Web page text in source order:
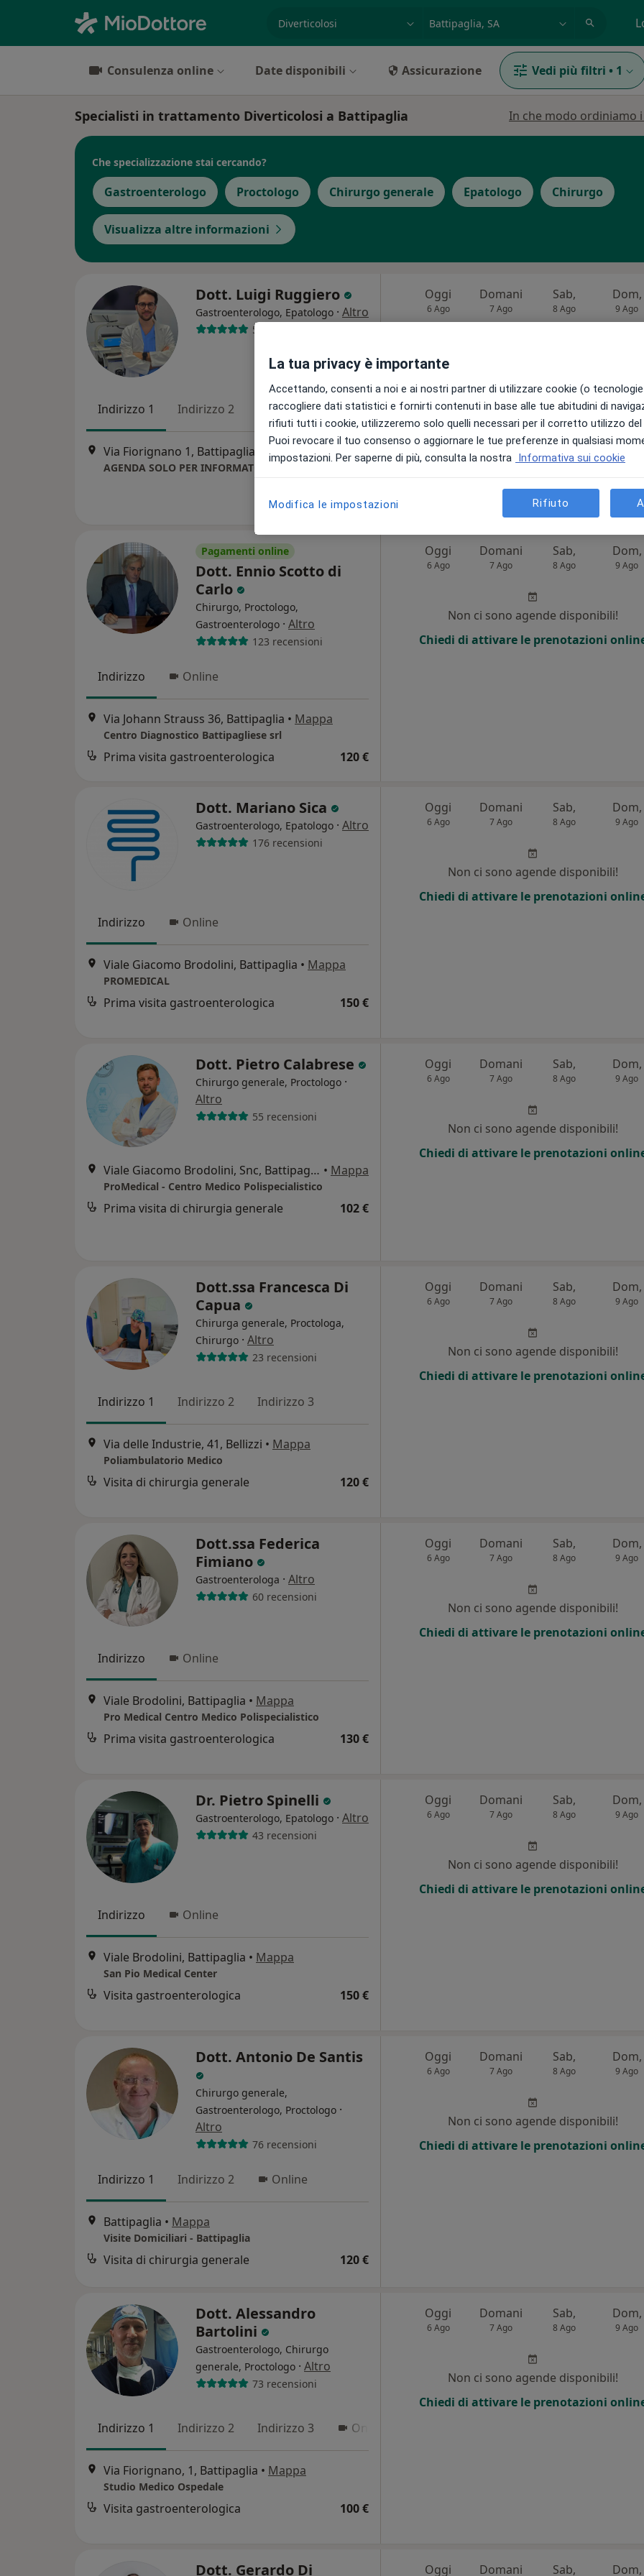
Consulenza online Date disponibili Assicurazione Vedi più filtri • 1
Specialisti in trattamento Diverticolosi a Battipaglia In che modo ordiniamo
Che specializzazione stai cercando?
Gastroenterologo Proctologo Chirurgo generale Epatologo Chirurgo
Visualizza altre informazioni
Dott. Luigi Ruggiero
Gastroenterologo, Epatologo · Altro
536 recensioni
Indirizzo 1 Indirizzo 2 Indirizzo 3 Online
Via Fiorignano 1, Battipaglia Mappa
AGENDA SOLO PER INFORMATORI FARMACEUTICI
Oggi
6 Ago
Domani
7 Ago
Sab,
8 Ago
Dom,
9 Ago
Non ci sono agende disponibili!
Chiedi di attivare le prenotazioni online
Pagamenti online
Dott. Ennio Scotto di
Carlo
Chirurgo, Proctologo,
Gastroenterologo · Altro
123 recensioni
Indirizzo Online
Via Johann Strauss 36, Battipaglia • Mappa
Centro Diagnostico Battipagliese srl
Prima visita gastroenterologica 120 €
Oggi
6 Ago
Domani
7 Ago
Sab,
8 Ago
Dom,
9 Ago
Non ci sono agende disponibili!
Chiedi di attivare le prenotazioni
Dott. Mariano Sica
Gastroenterologo, Epatologo · Altro
176 recensioni
Indirizzo Online
Viale Giacomo Brodolini, Battipaglia • Mappa
PROMEDICAL
Prima visita gastroenterologica 150 €
Oggi
6 Ago
Domani
7 Ago
Sab,
8 Ago
Dom,
9 Ago
Non ci sono agende disponibili!
Chiedi di attivare le prenotazioni
Dott. Pietro Calabrese
Chirurgo generale, Proctologo ·
Altro
55 recensioni
Viale Giacomo Brodolini, Snc, Battipaglia • Mappa
ProMedical - Centro Medico Polispecialistico
Prima visita di chirurgia generale 102 €
Oggi
6 Ago
Domani
7 Ago
Sab,
8 Ago
Dom,
9 Ago
Non ci sono agende disponibili!
Chiedi di attivare le prenotazioni
Dott.ssa Francesca Di
Capua
Chirurga generale, Proctologa,
Chirurgo · Altro
23 recensioni
Indirizzo 1 Indirizzo 2 Indirizzo 3
Via delle Industrie, 41, Bellizzi • Mappa
Poliambulatorio Medico
Visita di chirurgia generale 120 €
Oggi
6 Ago
Domani
7 Ago
Sab,
8 Ago
Dom,
9 Ago
Non ci sono agende disponibili!
Chiedi di attivare le prenotazioni
Dott.ssa Federica
Fimiano
Gastroenterologa · Altro
60 recensioni
Indirizzo Online
Viale Brodolini, Battipaglia • Mappa
Pro Medical Centro Medico Polispecialistico
Prima visita gastroenterologica 130 €
Oggi
6 Ago
Domani
7 Ago
Sab,
8 Ago
Dom,
9 Ago
Non ci sono agende disponibili!
Chiedi di attivare le prenotazioni
Dr. Pietro Spinelli
Gastroenterologo, Epatologo · Altro
43 recensioni
Indirizzo Online
Viale Brodolini, Battipaglia • Mappa
San Pio Medical Center
Visita gastroenterologica 150 €
Oggi
6 Ago
Domani
7 Ago
Sab,
8 Ago
Dom,
9 Ago
Non ci sono agende disponibili!
Chiedi di attivare le prenotazioni
Dott. Antonio De Santis
Chirurgo generale,
Gastroenterologo, Proctologo ·
Altro
76 recensioni
Indirizzo 1 Indirizzo 2 Online
Battipaglia • Mappa
Visite Domiciliari - Battipaglia
Visita di chirurgia generale 120 €
Oggi
6 Ago
Domani
7 Ago
Sab,
8 Ago
Dom,
9 Ago
Non ci sono agende disponibili!
Chiedi di attivare le prenotazioni
Dott. Alessandro
Bartolini
Gastroenterologo, Chirurgo
generale, Proctologo · Altro
73 recensioni
Indirizzo 1 Indirizzo 2 Indirizzo 3 Online
Via Fiorignano, 1, Battipaglia • Mappa
Studio Medico Ospedale
Visita gastroenterologica 100 €
Oggi
6 Ago
Domani
7 Ago
Sab,
8 Ago
Dom,
9 Ago
Non ci sono agende disponibili!
Chiedi di attivare le prenotazioni
Dott. Gerardo Di Oggi Domani Sab, Dom,
La tua privacy è importante
Accettando, consenti a noi e ai nostri partner di utilizzare cookie (o
raccogliere dati statistici e fornirti contenuti in base alle tue abitudini di
rifiuti tutti i cookie, utilizzeremo solo quelli necessari per il corretto utilizzo
Puoi revocare il tuo consenso o aggiornare le tue preferenze in qualsiasi
impostazioni. Per saperne di più, consulta la nostra Informativa sui cookie
Modifica le impostazioni Rifiuto